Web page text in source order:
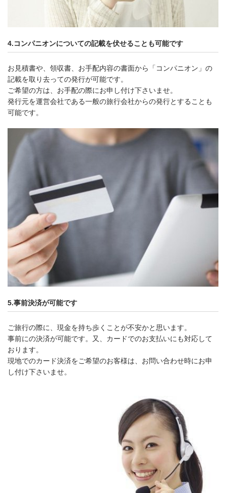
4.コンパニオンについての記載を伏せることも可能です
お見積書や、領収書、お手配内容の書面から「コンパニオン」の
記載を取り去っての発行が可能です。
ご希望の方は、お手配の際にお申し付け下さいませ。
発行元を運営会社である一般の旅行会社からの発行とすることも
可能です。
5.事前決済が可能です
ご旅行の際に、現金を持ち歩くことが不安かと思います。
事前にの決済が可能です。又、カードでのお支払いにも対応して
おります。
現地でのカード決済をご希望のお客様は、お問い合わせ時にお申
し付け下さいませ。